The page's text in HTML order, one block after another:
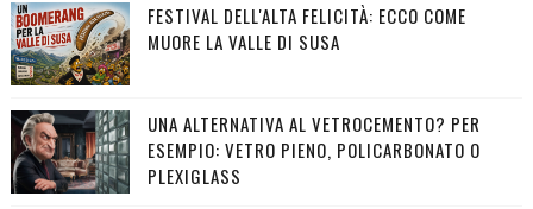
FESTIVAL DELL'ALTA FELICITÀ: ECCO COME
MUORE LA VALLE DI SUSA
UNA ALTERNATIVA AL VETROCEMENTO? PER
ESEMPIO: VETRO PIENO, POLICARBONATO O
PLEXIGLASS